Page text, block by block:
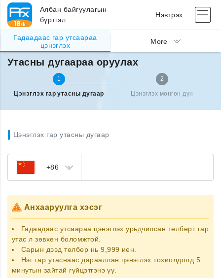
Албан байгуулагын
бүртгэл
Нэвтрэх
Гадаадаас гар утсаараа
цэнэглэх
More
Гадаад улсаас утсаа цэнэглэх Утасны дугаараа оруулах
Утасны дугаараа оруулах
1
Цэнэглэх гар утасны дугаар
2
Цэнэглэх мөнгөн дүн
Цэнэглэх гар утасны дугаар
+86
Анхааруулга хэсэг
Гадаадаас утсаараа цэнэглэхурьдчилсан төлбөрт гар
утас л зөвхөн боломжтой.
Сарын дээд төлбөр нь 9,999 иен.
Нэг гар утаснаас дарааллан цэнэглэх тохиолдолд 5
минутын зайтай гүйцэтгэнэ үү.